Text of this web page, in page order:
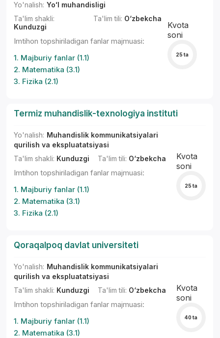
Yo'nalish: Yoʻl muhandisligi
Ta'lim shakli:
Kunduzgi
Ta'lim tili: O‘zbekcha
Imtihon topshiriladigan fanlar majmuasi:
1. Majburiy fanlar (1.1)
2. Matematika (3.1)
3. Fizika (2.1)
Kvota
soni
25 ta
Termiz muhandislik-texnologiya instituti
Yo'nalish: Muhandislik kommunikatsiyalari
qurilish va ekspluatatsiyasi
Ta'lim shakli: Kunduzgi Ta'lim tili: O‘zbekcha
Imtihon topshiriladigan fanlar majmuasi:
1. Majburiy fanlar (1.1)
2. Matematika (3.1)
3. Fizika (2.1)
Kvota
soni
25 ta
Qoraqalpoq davlat universiteti
Yo'nalish: Muhandislik kommunikatsiyalari
qurilish va ekspluatatsiyasi
Ta'lim shakli: Kunduzgi Ta'lim tili: O‘zbekcha
Imtihon topshiriladigan fanlar majmuasi:
1. Majburiy fanlar (1.1)
2. Matematika (3.1)
Kvota
soni
40 ta